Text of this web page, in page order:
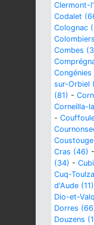
Clermont-
Codalet
Colognac
Combes
sur-Orbiel
(81) -
Corneilla-
-
Coustouge
Cras (46) -
(34) -
Cuq-
d'Aude (11)
Dio-et-
Dorres
Douzens